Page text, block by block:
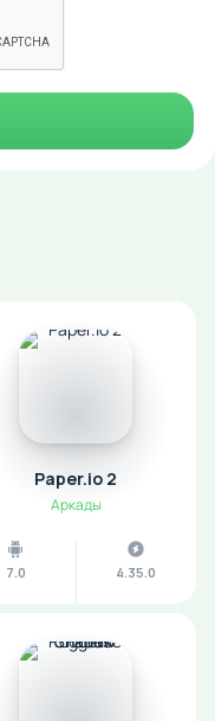
Paper.io 2
Аркады
7.0 4.35.0